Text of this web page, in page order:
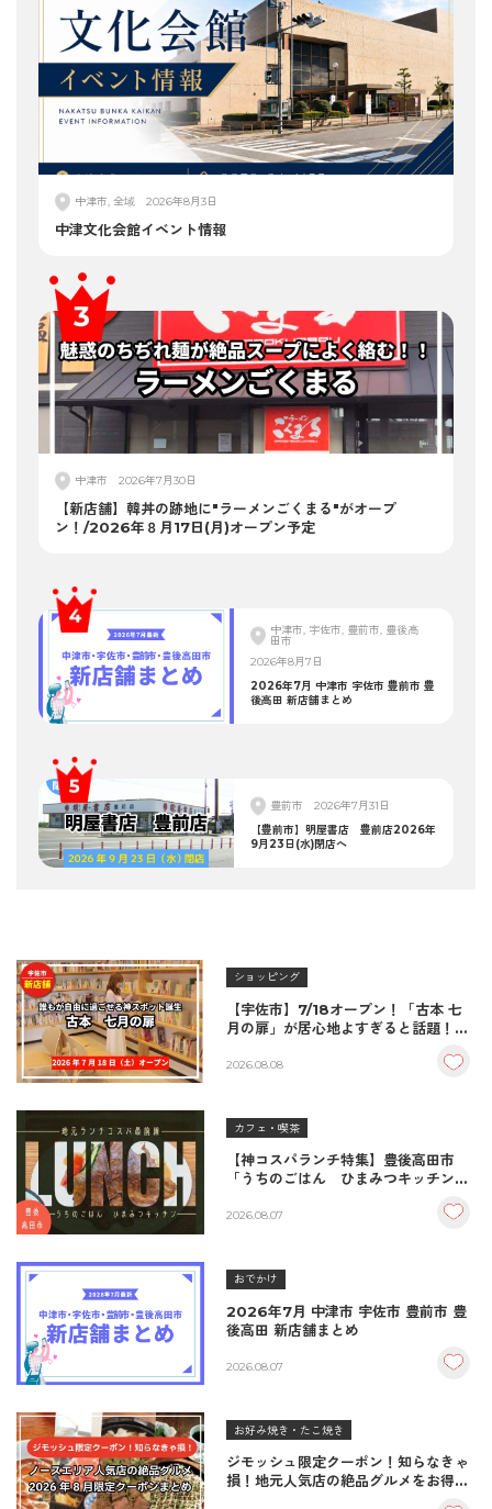
中津市, 全域 2026年8月3日
中津文化会館イベント情報
中津市 2026年7月30日
【新店舗】韓丼の跡地に"ラーメンごくまる"がオープ
ン！/2026年８月17日(月)オープン予定
中津市, 宇佐市, 豊前市, 豊後高
田市
2026年8月7日
2026年7月 中津市 宇佐市 豊前市 豊
後高田 新店舗まとめ
豊前市
2026年7月31日
【豊前市】明屋書店 豊前店2026年
9月23日(水)閉店へ
ショッピング
【宇佐市】7/18オープン！「古本 七
月の扉」が居心地よすぎると話題！絶
至福の読書空間
2026.08.08
カフェ・喫茶
【神コスパランチ特集】豊後高田市
「うちのごはん ひまみつキッチン」
＆生姜焼き！
2026.08.07
おでかけ
2026年7月 中津市 宇佐市 豊前市 豊
後高田 新店舗まとめ
2026.08.07
お好み焼き・たこ焼き
ジモッシュ限定クーポン！知らなきゃ
損！地元人気店の絶品グルメをお得に